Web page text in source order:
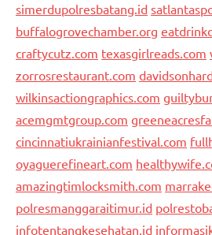
simerdupolresbatang.id
buffalogrovechamber.org
craftycutz.com texasgirlreads.com
zorrosrestaurant.com
wilkinsactiongraphics.com
acemgmtgroup.com
cincinnatiukrainianfestival.com
oyaguerefineart.com
amazingtimlocksmith.com
polresmanggaraitimur.id
infotentangkesehatan.id